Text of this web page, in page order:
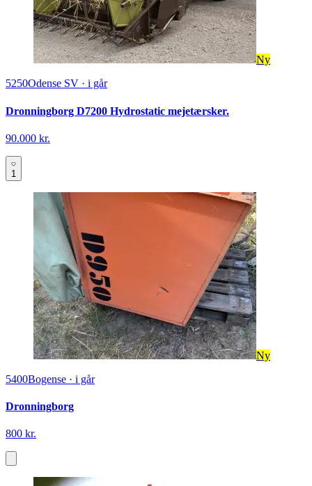
Ny
5250Odense SV · i går
Dronningborg D7200 Hydrostatic mejetærsker.
90.000 kr.
1
Ny
5400Bogense · i går
Dronningborg
800 kr.